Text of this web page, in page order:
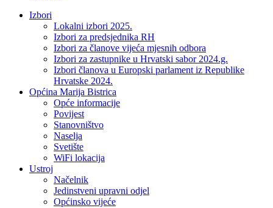
Izbori
Lokalni izbori 2025.
Izbori za predsjednika RH
Izbori za članove vijeća mjesnih odbora
Izbori za zastupnike u Hrvatski sabor 2024.g.
Izbori članova u Europski parlament iz Republike
Hrvatske 2024.
Općina Marija Bistrica
Opće informacije
Povijest
Stanovništvo
Naselja
Svetište
WiFi lokacija
Ustroj
Načelnik
Jedinstveni upravni odjel
Općinsko vijeće